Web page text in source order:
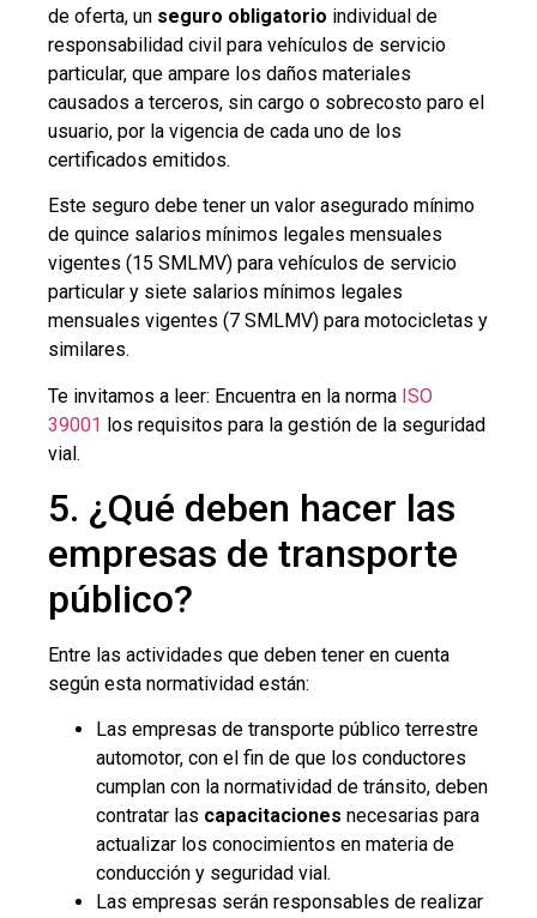
de oferta, un seguro obligatorio individual de
responsabilidad civil para vehículos de servicio
particular, que ampare los daños materiales
causados a terceros, sin cargo o sobrecosto paro el
usuario, por la vigencia de cada uno de los
certificados emitidos.
Este seguro debe tener un valor asegurado mínimo
de quince salarios mínimos legales mensuales
vigentes (15 SMLMV) para vehículos de servicio
particular y siete salarios mínimos legales
mensuales vigentes (7 SMLMV) para motocicletas y
similares.
Te invitamos a leer: Encuentra en la norma ISO
39001 los requisitos para la gestión de la seguridad
vial.
5. ¿Qué deben hacer las
empresas de transporte
público?
Entre las actividades que deben tener en cuenta
según esta normatividad están:
Las empresas de transporte público terrestre
automotor, con el fin de que los conductores
cumplan con la normatividad de tránsito, deben
contratar las capacitaciones necesarias para
actualizar los conocimientos en materia de
conducción y seguridad vial.
Las empresas serán responsables de realizar